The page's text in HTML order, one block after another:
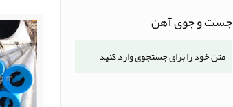
جست و جوی آهن